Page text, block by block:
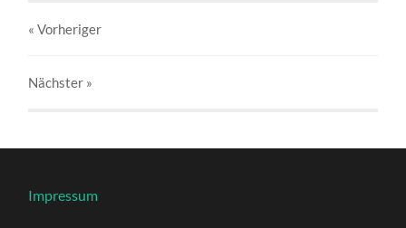
« Vorheriger
Nächster »
Impressum